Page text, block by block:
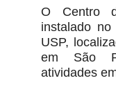
O Centro
instalado
USP,
em São
atividades